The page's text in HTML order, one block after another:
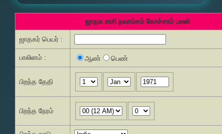
ஜாதக ராசி நவாம்சம் கோச்சரம் பலன்
ஜாதகர் பெயர் :
பாலினம் : ஆண் பெண்
பிறந்த தேதி
பிறந்த நேரம்